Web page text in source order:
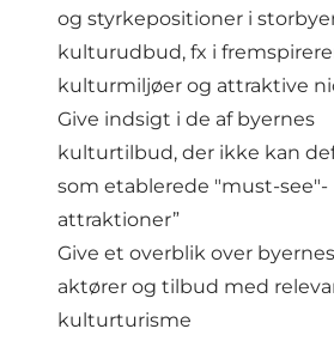
og styrkepositioner i
kulturudbud, fx i
kulturmiljøer og attraktive
Give indsigt i de af byernes
kulturtilbud, der ikke kan
som etablerede "must-see"-
attraktioner”
Give et overblik over
aktører og tilbud med
kulturturisme